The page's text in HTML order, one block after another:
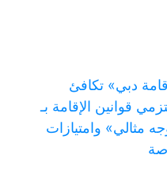
دبي» تكافئ
قوانين الإقامة بـ
مثالي» وامتيازات